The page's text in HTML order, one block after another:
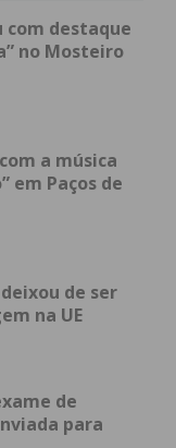
com destaque
no Mosteiro
a música
em Paços de
de ser
na UE
de
para